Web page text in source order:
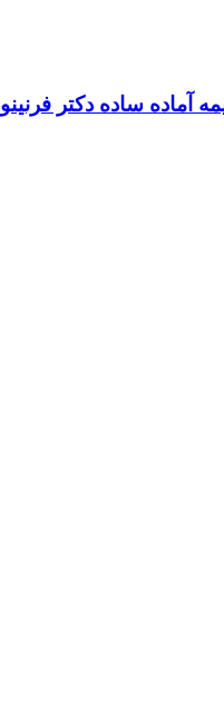
آماده ساده دکتر فرنینو 250 گرم